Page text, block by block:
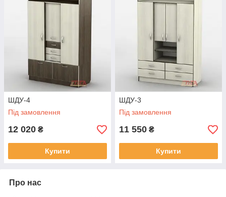
ШДУ-4
Під замовлення
12 020 ₴
Купити
ШДУ-3
Під замовлення
11 550 ₴
Купити
Про нас